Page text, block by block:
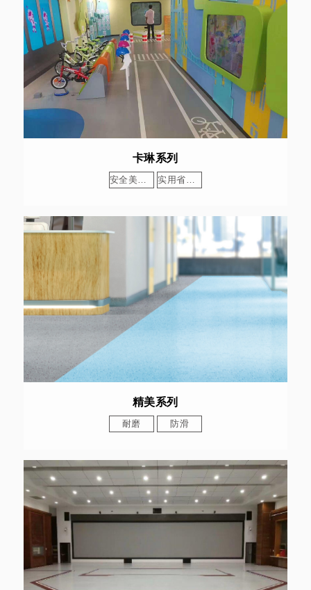
卡琳系列
安全美学，双优兼具 实用省心，长效耐用
精美系列
耐磨 防滑